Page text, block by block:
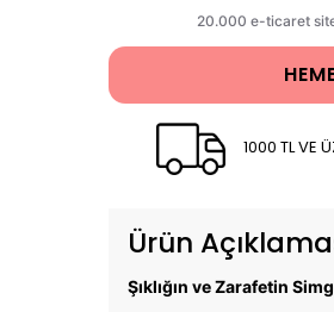
1000 TL VE
Ürün
Şıklığın ve Zarafetin